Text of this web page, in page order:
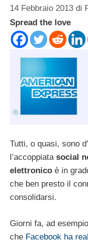
14 Febbraio 2013 di
Spread the love
Tutti, o quasi, sono
l’accoppiata social
elettronico è in
che ben presto il
consolidarsi.
Giorni fa, ad
che Facebook ha